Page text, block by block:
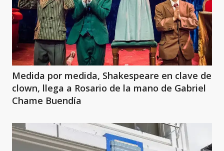
Medida por medida, Shakespeare en clave de
clown, llega a Rosario de la mano de Gabriel
Chame Buendía